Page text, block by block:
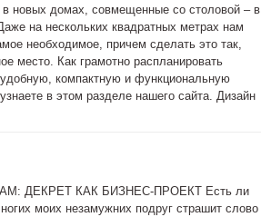
новых домах, совмещенные со столовой – в
на нескольких квадратных метрах нам
необходимое, причем сделать это так,
место. Как грамотно распланировать
удобную, компактную и функциональную
в этом разделе нашего сайта. Дизайн
ДЕКРЕТ КАК БИЗНЕС-ПРОЕКТ Есть ли
моих незамужних подруг страшит слово